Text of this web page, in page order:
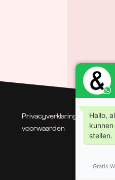
Privacyverklaring
| Algemene
voorwaarden